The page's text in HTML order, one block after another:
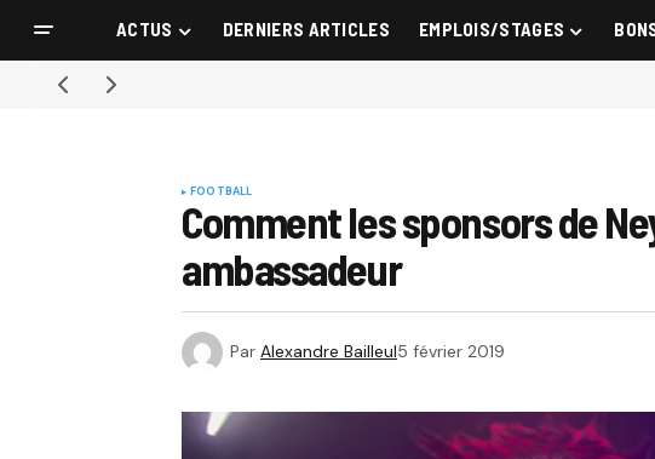
ACTUS DERNIERS ARTICLES EMPLOIS/STAGES
FOOTBALL
Comment les sponsors de
ambassadeur
Par Alexandre Bailleul5 février 2019